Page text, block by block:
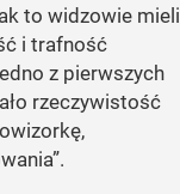
to widzowie mieli
i trafność
z pierwszych
rzeczywistość